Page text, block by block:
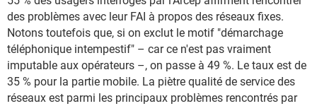
des problèmes avec leur FAI à propos des réseaux fixes.
Notons toutefois que, si on exclut le motif "démarchage
téléphonique intempestif" – car ce n'est pas vraiment
imputable aux opérateurs –, on passe à 49 %. Le taux est de
35 % pour la partie mobile. La piètre qualité de service des
réseaux est parmi les principaux problèmes rencontrés par